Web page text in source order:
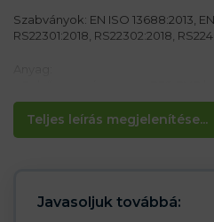
Teljes leírás megjelenítése...
Szabványok: EN ISO 13688:2013, EN
RS22301:2018, RS22302:2018,
– Polár bélés 190T 240 g / m2
– Szigetelés 100% PES 100 g / m2
– Rip-stop anyag –
Jellemzők
– Megfordítható mellény rip-stop
Javasoljuk továbbá: